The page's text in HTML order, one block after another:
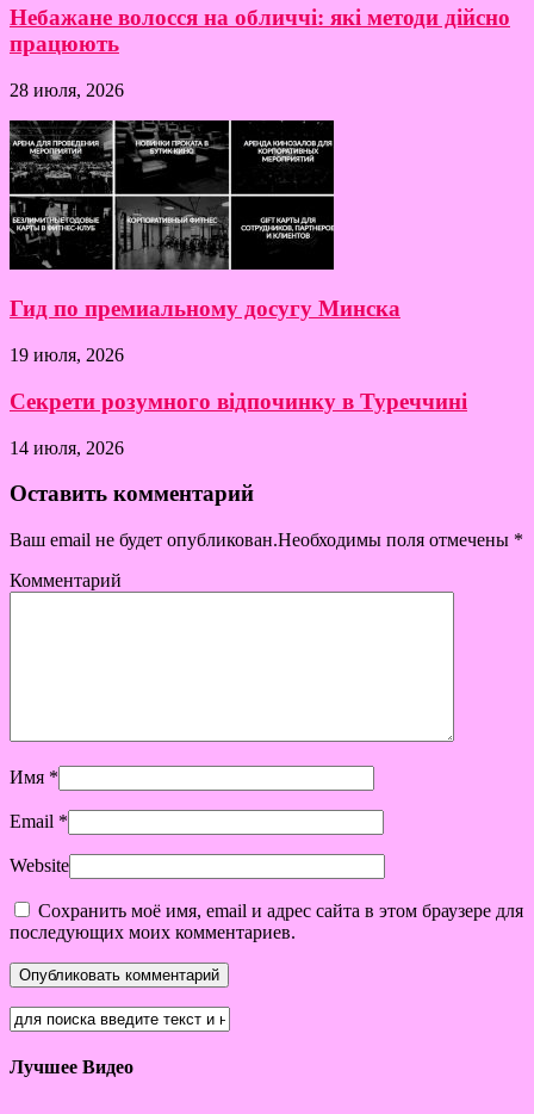
Небажане волосся на обличчі: які методи дійсно
працюють
28 июля, 2026
Гид по премиальному досугу Минска
19 июля, 2026
Секрети розумного відпочинку в Туреччині
14 июля, 2026
Оставить комментарий
Ваш email не будет опубликован.Необходимы поля отмечены *
Комментарий
Имя *
Email *
Website
Сохранить моё имя, email и адрес сайта в этом браузере для
последующих моих комментариев.
Лучшее Видео